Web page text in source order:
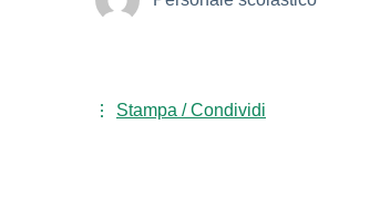
Stampa / Condividi